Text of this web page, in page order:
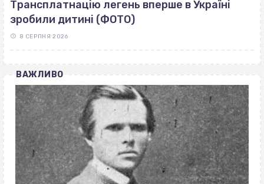
Трансплатнацію легень вперше в Україні
зробили дитині (ФОТО)
8 СЕРПНЯ 2026
ВАЖЛИВО